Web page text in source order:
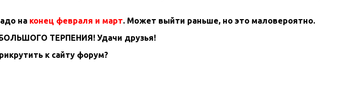
на конец февраля и март. Может выйти раньше, но это маловероятно.
ТЕРПЕНИЯ! Удачи друзья!
к сайту форум?